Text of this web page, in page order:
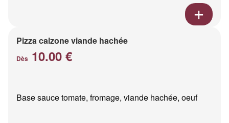
Pizza calzone viande hachée
Dès 10.00 €
Base sauce tomate, fromage, viande hachée, oeuf